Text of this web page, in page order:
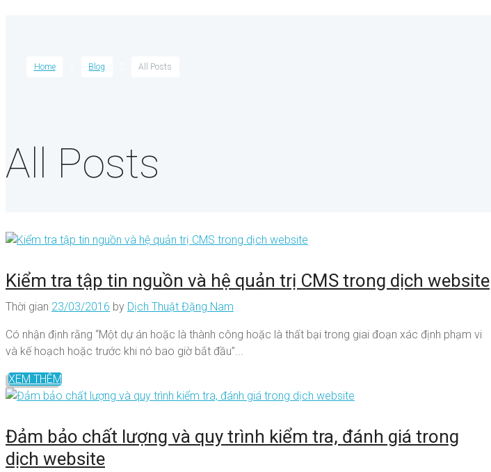
Home Blog All Posts
All Posts
Kiểm tra tập tin nguồn và hệ quản trị CMS trong dịch website
Thời gian 23/03/2016 by Dịch Thuật Đặng Nam
Có nhận định rằng “Một dự án hoặc là thành công hoặc là thất bại trong giai đoạn xác định phạm vi
và kế hoạch hoặc trước khi nó bao giờ bắt đầu”...
XEM THÊM
Đảm bảo chất lượng và quy trình kiểm tra, đánh giá trong
dịch website